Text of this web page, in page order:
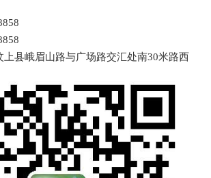
上县峨眉山路与广场路交汇处南30米路西